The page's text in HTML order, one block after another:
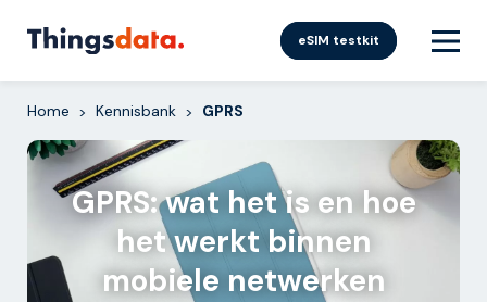
eSIM testkit
Home > Kennisbank > GPRS
GPRS: wat het is en hoe
het werkt binnen
mobiele netwerken